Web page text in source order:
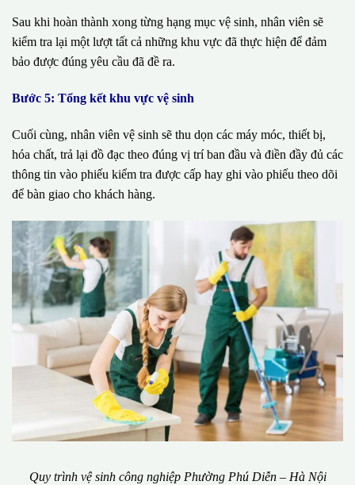
Sau khi hoàn thành xong từng hạng mục vệ sinh, nhân viên sẽ
kiểm tra lại một lượt tất cả những khu vực đã thực hiện để đảm
bảo được đúng yêu cầu đã đề ra.
Bước 5: Tổng kết khu vực vệ sinh
Cuối cùng, nhân viên vệ sinh sẽ thu dọn các máy móc, thiết bị,
hóa chất, trả lại đồ đạc theo đúng vị trí ban đầu và điền đầy đủ các
thông tin vào phiếu kiểm tra được cấp hay ghi vào phiếu theo dõi
để bàn giao cho khách hàng.
Quy trình vệ sinh công nghiệp Phường Phú Diễn – Hà Nội